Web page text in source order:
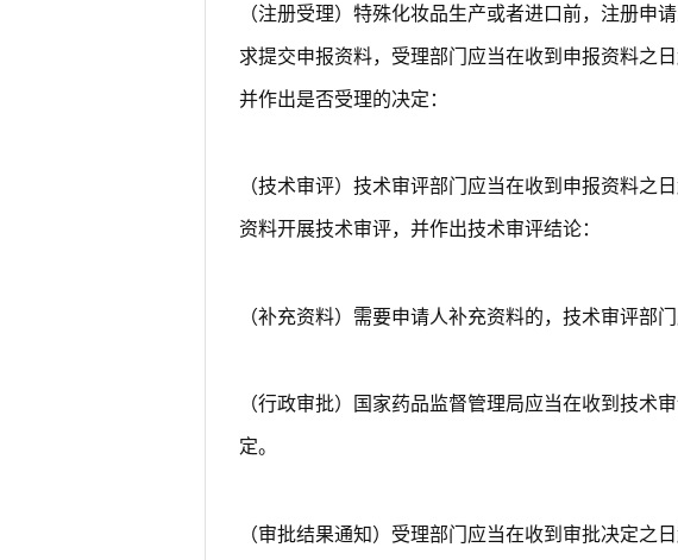
（注册受理）特殊化妆品生产或者进口前，注册申
求提交申报资料，受理部门应当在收到申报资料之
并作出是否受理的决定：
（技术审评）技术审评部门应当在收到申报资料之
资料开展技术审评，并作出技术审评结论：
（补充资料）需要申请人补充资料的，技术审评部
（行政审批）国家药品监督管理局应当在收到技术
定。
（审批结果通知）受理部门应当在收到审批决定之